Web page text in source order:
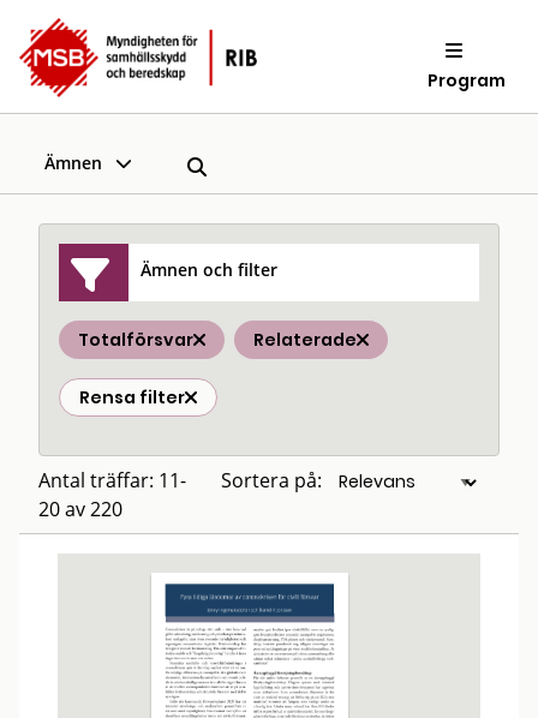
Program
Ämnen
Ämnen och filter
Totalförsvar Relaterade
Rensa filter
Antal träffar: 11-
20 av 220
Sortera på: